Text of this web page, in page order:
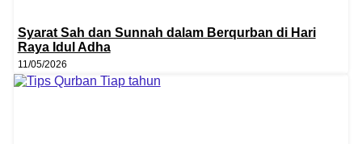
Syarat Sah dan Sunnah dalam Berqurban di Hari
Raya Idul Adha
11/05/2026